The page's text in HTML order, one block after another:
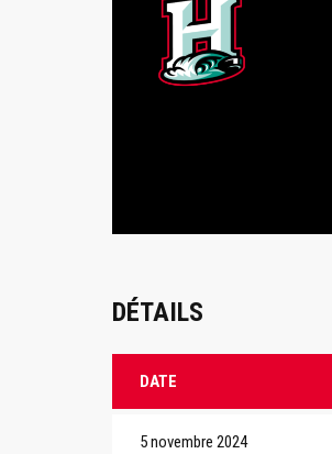
DÉTAILS
DATE
5 novembre 2024